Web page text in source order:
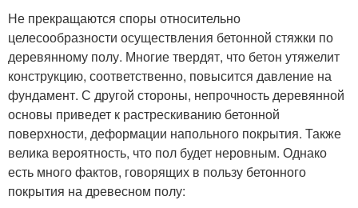
Не прекращаются споры относительно
целесообразности осуществления бетонной стяжки по
деревянному полу. Многие твердят, что бетон утяжелит
конструкцию, соответственно, повысится давление на
фундамент. С другой стороны, непрочность деревянной
основы приведет к растрескиванию бетонной
поверхности, деформации напольного покрытия. Также
велика вероятность, что пол будет неровным. Однако
есть много фактов, говорящих в пользу бетонного
покрытия на древесном полу: